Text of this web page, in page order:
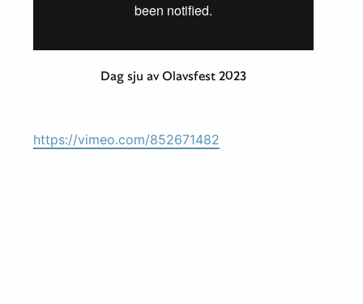
Dag sju av Olavsfest 2023
https://vimeo.com/852671482